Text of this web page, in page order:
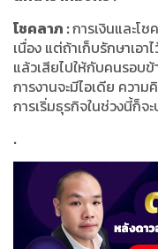
โชคลาภ :การเงินและโ
เนื่อง แต่ถ้าเก็บรักษาเอ
แล้วเสียไปให้กับคนรอบข้
การงานจะมีไอเดีย ควา
การเริ่มธุรกิจในช่วงนี้ก็จ
.